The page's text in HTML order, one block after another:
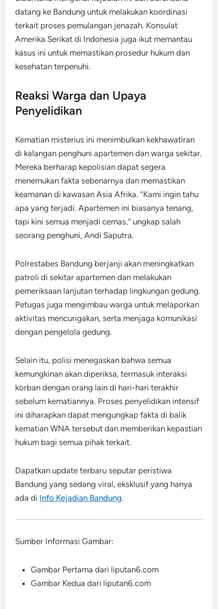
datang ke Bandung untuk melakukan koordinasi
terkait proses pemulangan jenazah. Konsulat
Amerika Serikat di Indonesia juga ikut memantau
kasus ini untuk memastikan prosedur hukum dan
kesehatan terpenuhi.
Reaksi Warga dan Upaya
Penyelidikan
Kematian misterius ini menimbulkan kekhawatiran
di kalangan penghuni apartemen dan warga sekitar.
Mereka berharap kepolisian dapat segera
menemukan fakta sebenarnya dan memastikan
keamanan di kawasan Asia Afrika. “Kami ingin tahu
apa yang terjadi. Apartemen ini biasanya tenang,
tapi kini semua menjadi cemas,” ungkap salah
seorang penghuni, Andi Saputra.
Polrestabes Bandung berjanji akan meningkatkan
patroli di sekitar apartemen dan melakukan
pemeriksaan lanjutan terhadap lingkungan gedung.
Petugas juga mengimbau warga untuk melaporkan
aktivitas mencurigakan, serta menjaga komunikasi
dengan pengelola gedung.
Selain itu, polisi menegaskan bahwa semua
kemungkinan akan diperiksa, termasuk interaksi
korban dengan orang lain di hari-hari terakhir
sebelum kematiannya. Proses penyelidikan intensif
ini diharapkan dapat mengungkap fakta di balik
kematian WNA tersebut dan memberikan kepastian
hukum bagi semua pihak terkait.
Dapatkan update terbaru seputar peristiwa
Bandung yang sedang viral, eksklusif yang hanya
ada di Info Kejadian Bandung.
Sumber Informasi Gambar:
Gambar Pertama dari liputan6.com
Gambar Kedua dari liputan6.com